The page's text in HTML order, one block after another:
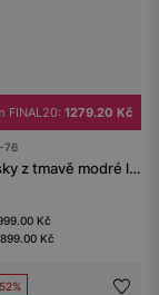
FINAL20: 1279.20 Kč
76
Pánské tenisky z tmavě modré lícové kůže a nubuku
Kč
Kč
52%